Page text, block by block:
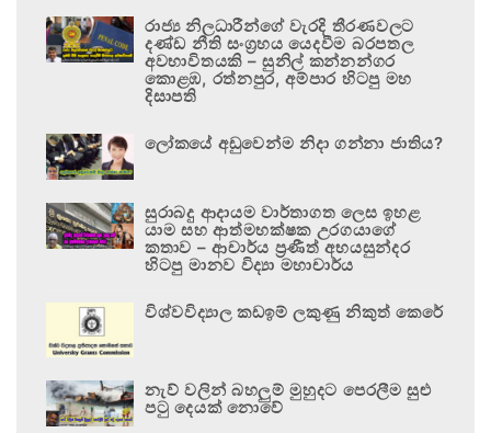
රාජ්‍ය නිලධාරීන්ගේ වැරදි තීරණවලට
දණ්ඩ නීති සංග්‍රහය යෙදවීම බරපතල
අවභාවිතයකි – සුනිල් කන්නන්ගර
කොළඹ, රත්නපුර, අම්පාර හිටපු මහ
දිසාපති
ලෝකයේ අඩුවෙන්ම නිදා ගන්නා ජාතිය?
සුරාබදු ආදායම වාර්තාගත ලෙස ඉහළ
යාම සහ ආත්මභක්ෂක උරගයාගේ
කතාව – ආචාර්ය ප්‍රණීත් අභයසුන්දර
හිටපු මානව විද්‍යා මහාචාර්ය
විශ්වවිද්‍යාල කඩඉම් ලකුණු නිකුත් කෙරේ
නැව් වලින් බහලුම් මුහුදට පෙරලීම සුළු
පටු දෙයක් නොවේ